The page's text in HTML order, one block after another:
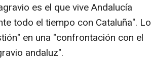
es el que vive Andalucía
todo el tiempo con Cataluña". Lo
en una "confrontación con el
andaluz".